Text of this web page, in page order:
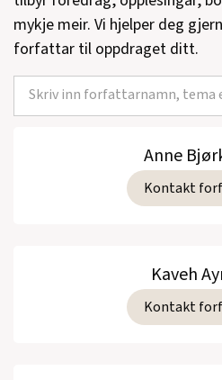
mykje meir. Vi hjelper deg
forfattar til oppdraget ditt.
Anne
Kontakt
Kaveh
Kontakt